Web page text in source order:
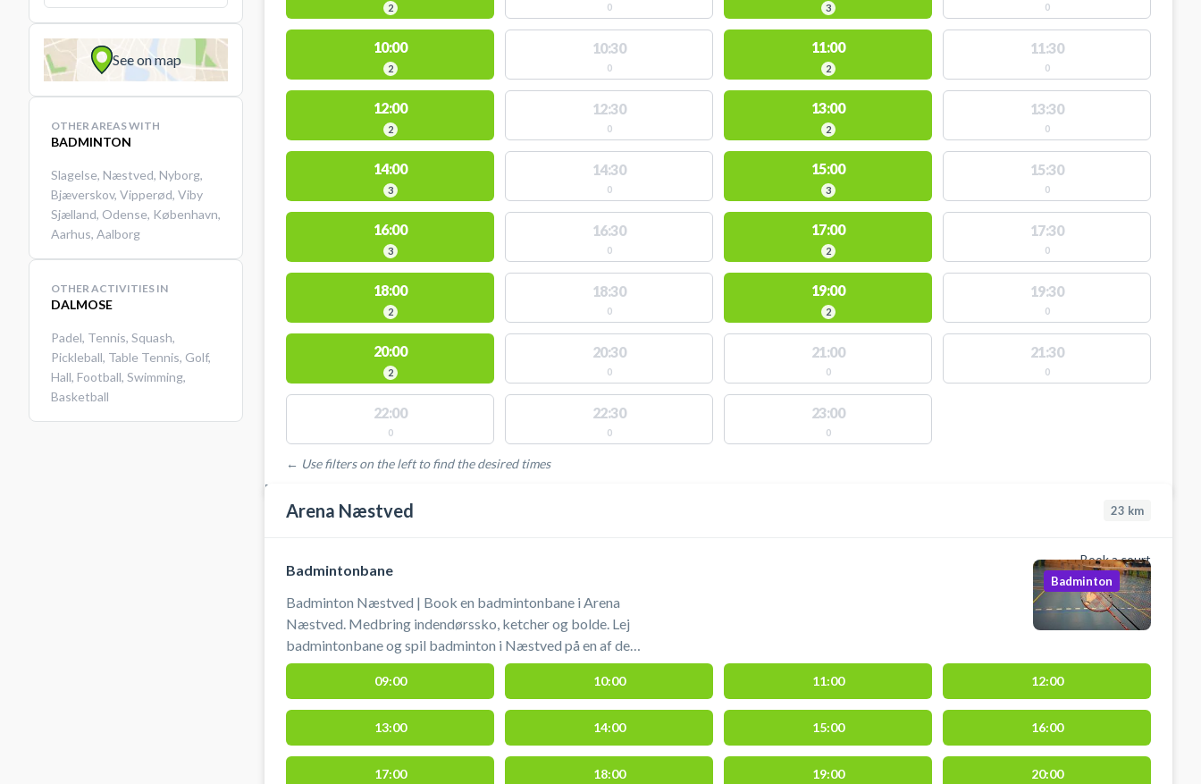
See on map
OTHER AREAS WITH
BADMINTON
Slagelse, Næstved, Nyborg,
Bjæverskov, Vipperød, Viby
Sjælland, Odense, København,
Aarhus, Aalborg
OTHER ACTIVITIES IN
DALMOSE
Padel, Tennis, Squash,
Pickleball, Table Tennis, Golf,
Hall, Football, Swimming,
Basketball
2 0 3 0
10:00
2
10:30
0
11:00
2
11:30
0
12:00
2
12:30
0
13:00
2
13:30
0
14:00
3
14:30
0
15:00
3
15:30
0
16:00
3
16:30
0
17:00
2
17:30
0
18:00
2
18:30
0
19:00
2
19:30
0
20:00
2
20:30
0
21:00
0
21:30
0
22:00
0
22:30
0
23:00
0
← Use filters on the left to find the desired times
FACILITIES WITH AVAILABLE ACTIVITIES
Arena Næstved 23 km
Book a court
Badmintonbane
Badminton Næstved | Book en badmintonbane i Arena
Næstved. Medbring indendørssko, ketcher og bolde. Lej
badmintonbane og spil badminton i Næstved på en af de
mange badmintonbaner hos Arena Næstved.
Badminton
09:00 10:00 11:00 12:00
13:00 14:00 15:00 16:00
17:00 18:00 19:00 20:00